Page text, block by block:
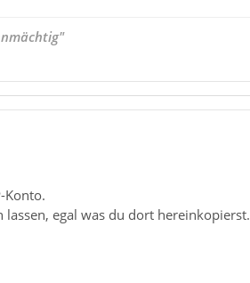
Konto.
egal was du dort hereinkopierst.